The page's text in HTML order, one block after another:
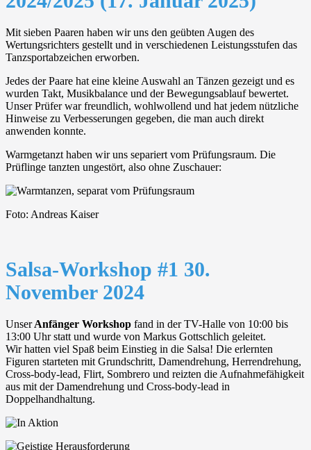
Mit sieben Paaren haben wir uns den geübten Augen des
Wertungsrichters gestellt und in verschiedenen Leistungsstufen das
Tanzsportabzeichen erworben.
Jedes der Paare hat eine kleine Auswahl an Tänzen gezeigt und es
wurden Takt, Musikbalance und der Bewegungsablauf bewertet.
Unser Prüfer war freundlich, wohlwollend und hat jedem nützliche
Hinweise zu Verbesserungen gegeben, die man auch direkt
anwenden konnte.
Warmgetanzt haben wir uns separiert vom Prüfungsraum. Die
Prüflinge tanzten ungestört, also ohne Zuschauer:
Foto: Andreas Kaiser
Salsa-Workshop #1 30.
November 2024
UnserAnfänger Workshop fand in der TV-Halle von 10:00 bis
13:00 Uhr statt und wurde von Markus Gottschlich geleitet.
Wir hatten viel Spaß beim Einstieg in die Salsa! Die erlernten
Figuren starteten mit Grundschritt, Damendrehung, Herrendrehung,
Cross-body-lead, Flirt, Sombrero und reizten die Aufnahmefähigkeit
aus mit der Damendrehung und Cross-body-lead in
Doppelhandhaltung.